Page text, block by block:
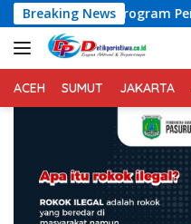
Langsung
ke
konten
Breaking News
Program Pertanian
ACEH SUMUT JAKARTA